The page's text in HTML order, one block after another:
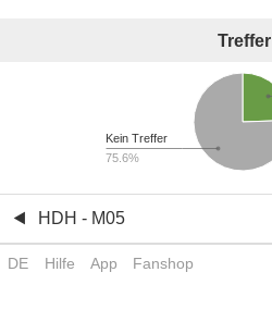
Treffer
Kein Treffer
75.6%
HDH - M05
DE Hilfe App Fanshop